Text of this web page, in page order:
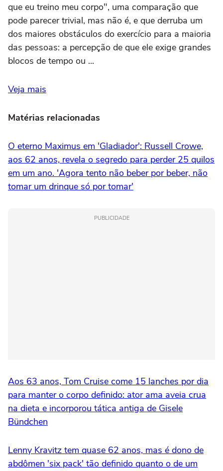
que eu treino meu corpo", uma comparação que
pode parecer trivial, mas não é, e que derruba um
dos maiores obstáculos do exercício para a maioria
das pessoas: a percepção de que ele exige grandes
blocos de tempo ou ...
Veja mais
Matérias relacionadas
O eterno Maximus em 'Gladiador': Russell Crowe,
aos 62 anos, revela o segredo para perder 25 quilos
em um ano. 'Agora tento não beber por beber, não
tomar um drinque só por tomar'
PUBLICIDADE
Aos 63 anos, Tom Cruise come 15 lanches por dia
para manter o corpo definido: ator ama aveia crua
na dieta e incorporou tática antiga de Gisele
Bündchen
Lenny Kravitz tem quase 62 anos, mas é dono de
abdômen 'six pack' tão definido quanto o de um